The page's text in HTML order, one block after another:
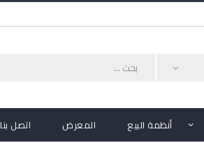
أنظمة البيع المعرض اتصل بنا